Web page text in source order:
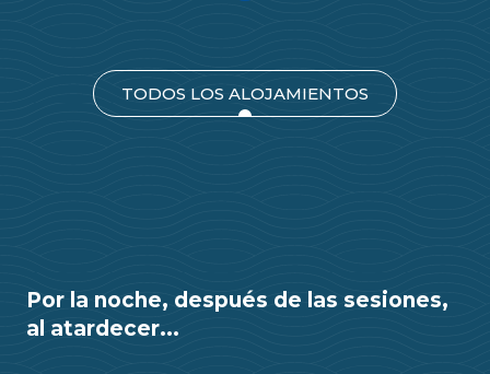
TODOS LOS ALOJAMIENTOS
Por la noche, después de las sesiones,
al atardecer...